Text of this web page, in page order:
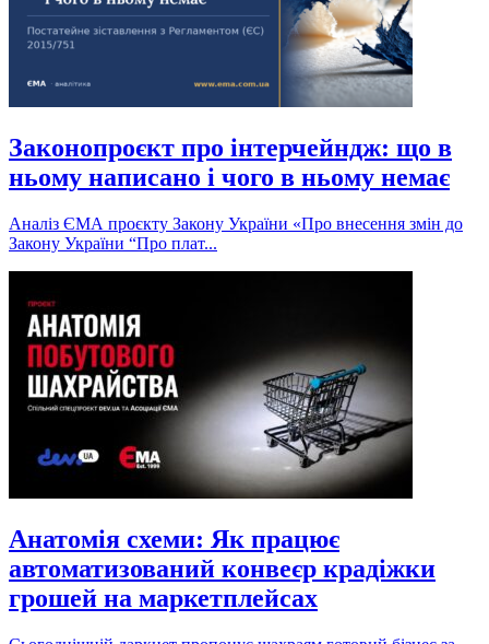
Законопроєкт про інтерчейндж: що в
ньому написано і чого в ньому немає
Аналіз ЄМА проєкту Закону України «Про внесення змін до
Закону України “Про плат...
Анатомія схеми: Як працює
автоматизований конвеєр крадіжки
грошей на маркетплейсах